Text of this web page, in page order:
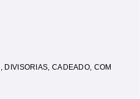
, DIVISORIAS, CADEADO, COM